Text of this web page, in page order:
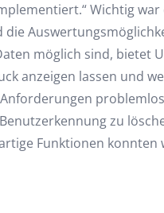
Wichtig
möglich sind, bietet
anzeigen lassen und
zu
Funktionen konnten